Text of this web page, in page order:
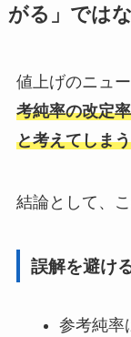
がる」では
値上げのニュ
考純率の改定
と考えてしまう
結論として、
誤解を避け
参考純率